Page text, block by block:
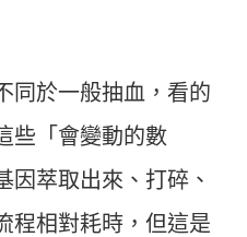
同於一般抽血，看的
些「會變動的數
因萃取出來、打碎、
程相對耗時，但這是